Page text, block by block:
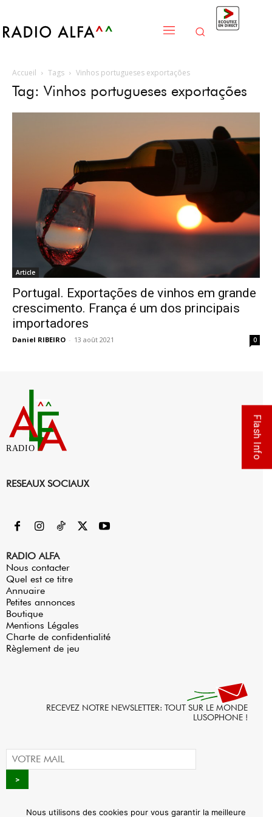
Accueil Tags Vinhos portugueses exportações
Tag: Vinhos portugueses exportações
Article
Portugal. Exportações de vinhos em grande
crescimento. França é um dos principais
importadores
Daniel RIBEIRO - 13 août 2021 0
RADIO
RESEAUX SOCIAUX
RADIO ALFA
Nous contacter
Quel est ce titre
Annuaire
Petites annonces
Boutique
Mentions Légales
Charte de confidentialité
Règlement de jeu
RECEVEZ NOTRE NEWSLETTER: TOUT SUR LE MONDE
LUSOPHONE !
Flash Info
Nous utilisons des cookies pour vous garantir la meilleure